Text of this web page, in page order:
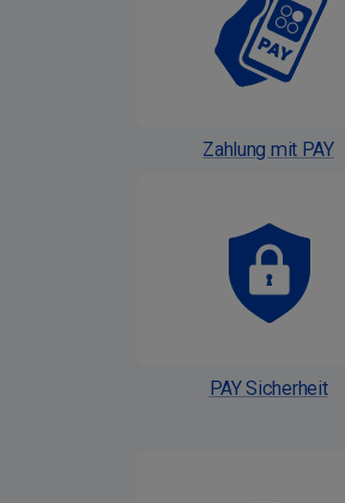
Zahlung mit PAY
PAY Sicherheit